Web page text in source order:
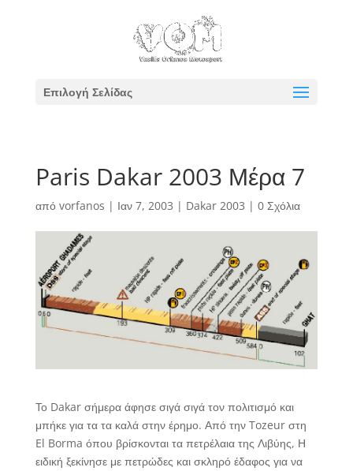
Επιλογή Σελίδας
Paris Dakar 2003 Μέρα 7
από vorfanos | Ιαν 7, 2003 | Dakar 2003 | 0 Σχόλια
Το Dakar σήμερα άφησε σιγά σιγά τον πολιτισμό και
μπήκε για τα τα καλά στην έρημο. Από την Tozeur στη
El Borma όπου βρίσκονται τα πετρέλαια της Λιβύης, Η
ειδική ξεκίνησε με πετρώδες και σκληρό έδαφος για να